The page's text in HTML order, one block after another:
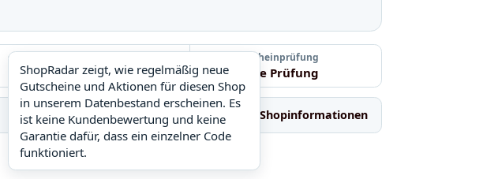
ShopRadar
noch keine Daten
ShopRadar zeigt, wie regelmäßig neue
Gutscheine und Aktionen für diesen Shop
in unserem Datenbestand erscheinen. Es
ist keine Kundenbewertung und keine
Garantie dafür, dass ein einzelner Code
funktioniert.
Letzte Gutscheinprüfung
Noch keine Prüfung
FAQ Ähnliche Shops Shopinformationen